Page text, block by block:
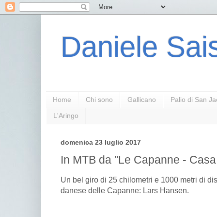
Daniele
Home Chi sono Gallicano Palio di San
L'Aringo
domenica 23 luglio 2017
In MTB da "Le Capanne -
Un bel giro di 25 chilometri e 1000 metri di
danese delle Capanne: Lars Hansen.